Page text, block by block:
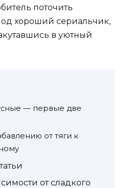
поточить
хороший сериальчик,
в уютный
— первые две
от тяги к
от сладкого